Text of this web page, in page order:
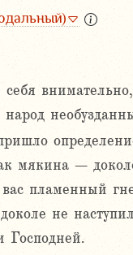
себя внимательно,
народ
мякина –
пламенный
не
Господней.